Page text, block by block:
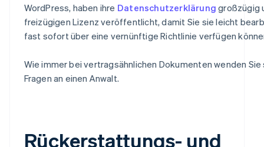
WordPress, haben ihre Datenschutzerklärung großzügig
freizügigen Lizenz veröffentlicht, damit Sie sie leicht
fast sofort über eine vernünftige Richtlinie verfügen
Wie immer bei vertragsähnlichen Dokumenten wenden Sie
Fragen an einen Anwalt.
Rückerstattungs- und